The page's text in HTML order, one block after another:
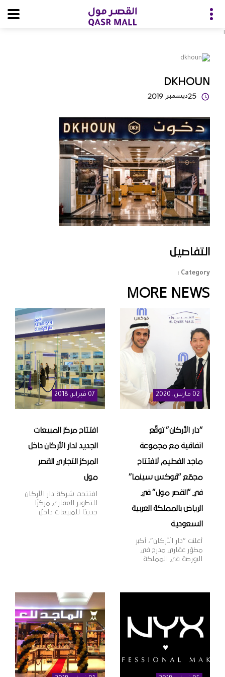
i
DKHOUN
25ديسمبر, 2019
التفاصيل
Category :
MORE NEWS
02 مارس, 2020
“دار الأركان” توقّع
اتفاقية مع مجموعة
ماجد الفطيم لافتتاح
مجمّع “ڤوكس سينما”
في “القصر مول” في
الرياض بالمملكة العربية
السعودية
أعلنت “دار الأركان”، أكبر
مطوّر عقاري مدرج في
البورصة في المملكة
المتكاملة ومنشآت
التجزئة والترفيه على
الأوسط وأفريقيا وآسيا،
وذلك لافتتاح مجمّع دور
07 فبراير, 2018
افتتاح مركز المبيعات
الجديد لدار الأركان داخل
المركز التجاري القصر
مول
افتتحت شركة دار الأركان
للتطوير العقاري مركزًا
جديدًا للمبيعات داخل
الاستراتيجية لنمو
أعمالها داخل وخارج
المملكة. وتهدف دار
الأركان، الشركة الرائدة
في مجال التطوير العقاري
في المملكة العربية
السعودية […]